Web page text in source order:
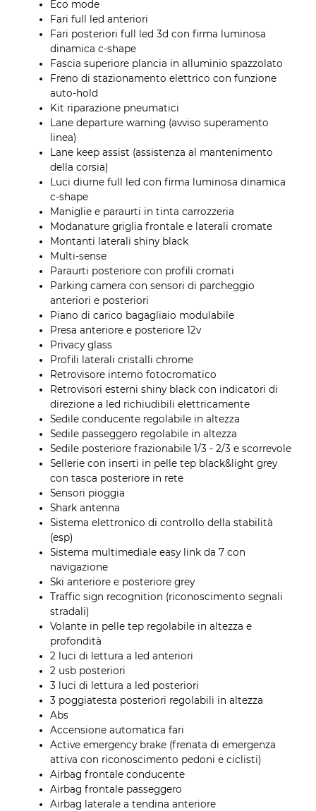
Eco mode
Fari full led anteriori
Fari posteriori full led 3d con firma luminosa
dinamica c-shape
Fascia superiore plancia in alluminio spazzolato
Freno di stazionamento elettrico con funzione
auto-hold
Kit riparazione pneumatici
Lane departure warning (avviso superamento
linea)
Lane keep assist (assistenza al mantenimento
della corsia)
Luci diurne full led con firma luminosa dinamica
c-shape
Maniglie e paraurti in tinta carrozzeria
Modanature griglia frontale e laterali cromate
Montanti laterali shiny black
Multi-sense
Paraurti posteriore con profili cromati
Parking camera con sensori di parcheggio
anteriori e posteriori
Piano di carico bagagliaio modulabile
Presa anteriore e posteriore 12v
Privacy glass
Profili laterali cristalli chrome
Retrovisore interno fotocromatico
Retrovisori esterni shiny black con indicatori di
direzione a led richiudibili elettricamente
Sedile conducente regolabile in altezza
Sedile passeggero regolabile in altezza
Sedile posteriore frazionabile 1/3 - 2/3 e scorrevole
Sellerie con inserti in pelle tep black&light grey
con tasca posteriore in rete
Sensori pioggia
Shark antenna
Sistema elettronico di controllo della stabilità
(esp)
Sistema multimediale easy link da 7 con
navigazione
Ski anteriore e posteriore grey
Traffic sign recognition (riconoscimento segnali
stradali)
Volante in pelle tep regolabile in altezza e
profondità
2 luci di lettura a led anteriori
2 usb posteriori
3 luci di lettura a led posteriori
3 poggiatesta posteriori regolabili in altezza
Abs
Accensione automatica fari
Active emergency brake (frenata di emergenza
attiva con riconoscimento pedoni e ciclisti)
Airbag frontale conducente
Airbag frontale passeggero
Airbag laterale a tendina anteriore